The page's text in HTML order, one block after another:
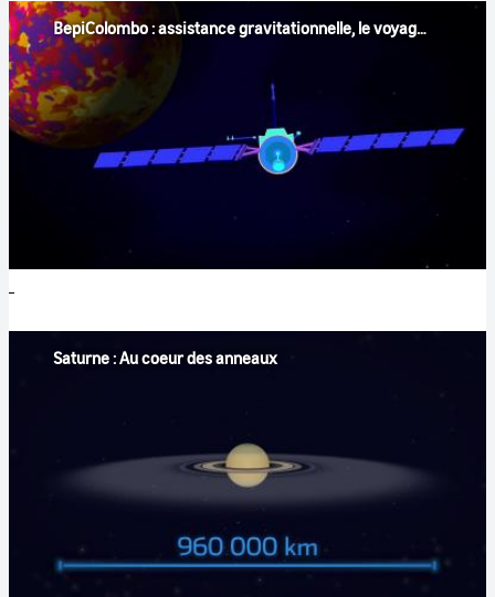
BepiColombo : assistance gravitationnelle, le voyage optimisé
Saturne : Au coeur des anneaux